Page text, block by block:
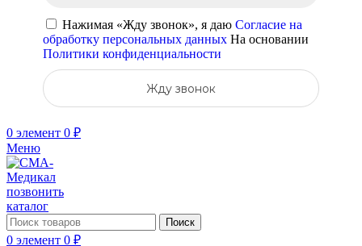
Нажимая «Жду звонок», я даю Согласие на
обработку персональных данных На основании
Политики конфиденциальности
Жду звонок
0 элемент 0 ₽
Меню
позвонить
каталог
Поиск
0 элемент 0 ₽